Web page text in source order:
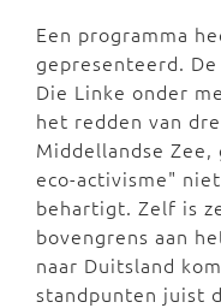
Een programma
gepresenteerd.
Die Linke onder
het redden van
Middellandse
eco-activisme"
behartigt. Zelf is
bovengrens aan
naar Duitsland
standpunten juist